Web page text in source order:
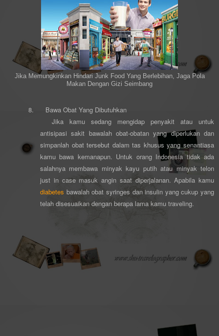
Jika Memungkinkan Hindari Junk Food Yang Berlebihan, Jaga Pola
Makan Dengan Gizi Seimbang
8.
Bawa Obat Yang Dibutuhkan
Jika kamu sedang mengidap penyakit atau untuk
antisipasi sakit bawalah obat-obatan yang diperlukan dan
simpanlah obat tersebut dalam tas khusus yang senantiasa
kamu bawa kemanapun. Untuk orang Indonesia tidak ada
salahnya membawa minyak kayu putih atau minyak telon
just in case masuk angin saat diperjalanan. Apabila kamu
diabetes bawalah obat syringes dan insulin yang cukup yang
telah disesuaikan dengan berapa lama kamu traveling.